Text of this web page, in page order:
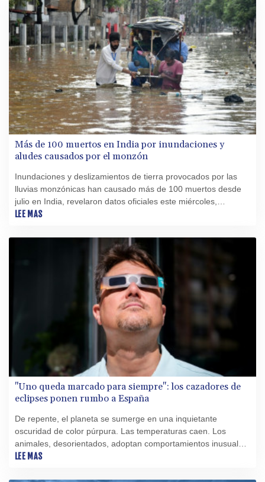
Más de 100 muertos en India por inundaciones y
aludes causados por el monzón
Inundaciones y deslizamientos de tierra provocados por las
lluvias monzónicas han causado más de 100 muertos desde
julio en India, revelaron datos oficiales este miércoles,
mientras miles de personas han tenido que huir de sus
LEE MAS
"Uno queda marcado para siempre": los cazadores de
eclipses ponen rumbo a España
De repente, el planeta se sumerge en una inquietante
oscuridad de color púrpura. Las temperaturas caen. Los
animales, desorientados, adoptan comportamientos inusuales.
Y otros astros aparecen en el cielo mientras el Sol queda
LEE MAS